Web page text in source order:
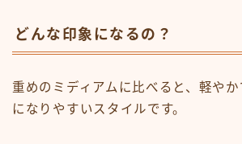
どんな印象になるの？
重めのミディアムに比べると、軽や
になりやすいスタイルです。